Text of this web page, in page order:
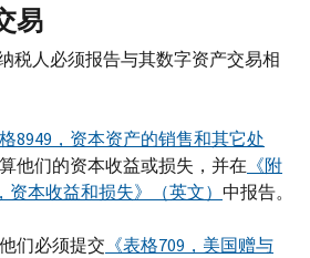
易
税人必须报告与其数字资产交易相
格8949，资本资产的销售和其它处
他们的资本收益或损失，并在 《附
资本收益和损失》（英文） 中报告。
们必须提交 《表格709，美国赠与